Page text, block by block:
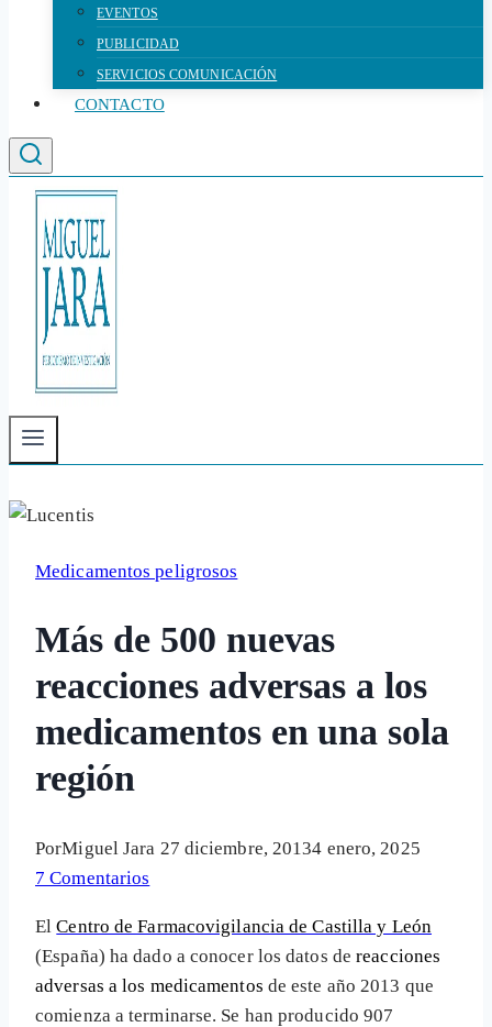
EVENTOS
PUBLICIDAD
SERVICIOS COMUNICACIÓN
CONTACTO
Medicamentos peligrosos
Más de 500 nuevas
reacciones adversas a los
medicamentos en una sola
región
PorMiguel Jara 27 diciembre, 20134 enero, 2025
7 Comentarios
ElCentro de Farmacovigilancia de Castilla y León
(España) ha dado a conocer los datos dereacciones
adversas a los medicamentos de este año 2013 que
comienza a terminarse. Se han producido 907